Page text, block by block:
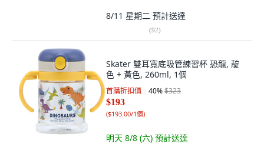
8/11 星期二 預計送達
(92)
Skater 雙耳寬底吸管練習杯 恐龍, 靛
色 + 黃色, 260ml, 1個
首購折扣價 40%$323
$193
($193.00/1個)
明天 8/8 (六) 預計送達